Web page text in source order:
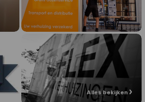
Alles bekijken